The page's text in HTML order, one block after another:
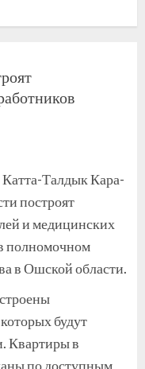
Талдык Кара-
построят
и медицинских
полномочном
в Ошской области.
будут
Квартиры в
по доступным